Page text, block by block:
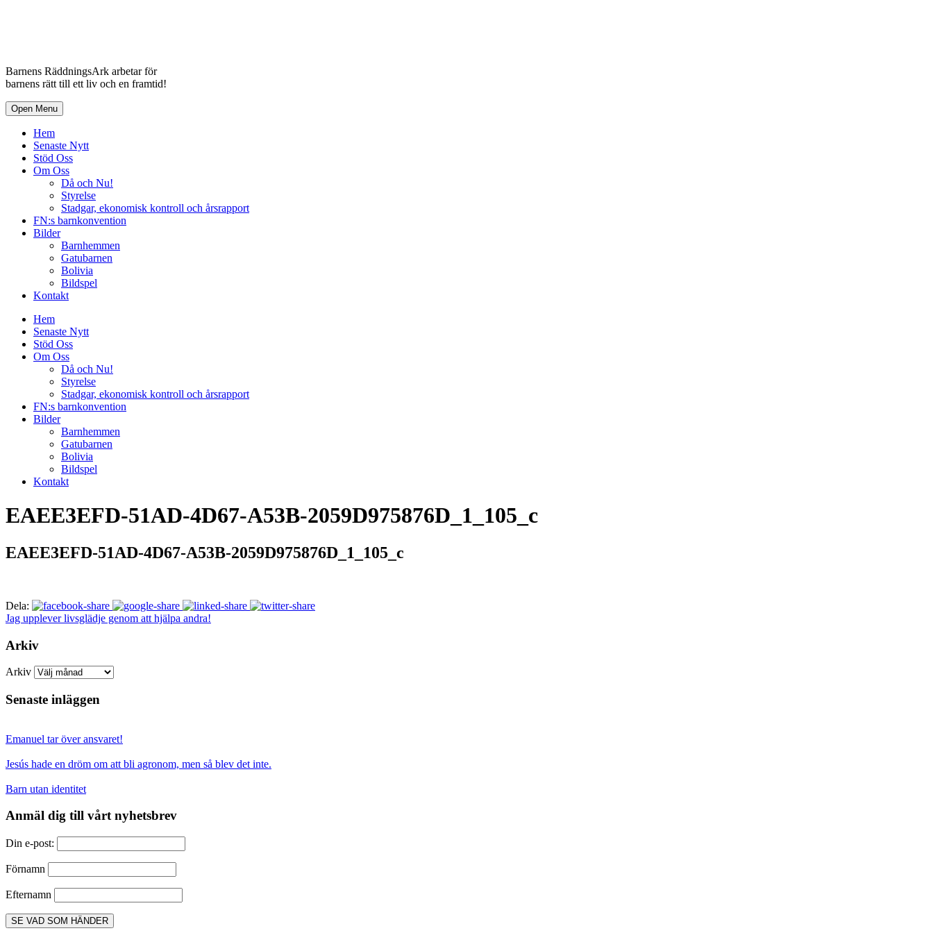
Barnens RäddningsArk arbetar för
barnens rätt till ett liv och en framtid!
Open Menu
Hem
Senaste Nytt
Stöd Oss
Om Oss
Då och Nu!
Styrelse
Stadgar, ekonomisk kontroll och årsrapport
FN:s barnkonvention
Bilder
Barnhemmen
Gatubarnen
Bolivia
Bildspel
Kontakt
Hem
Senaste Nytt
Stöd Oss
Om Oss
Då och Nu!
Styrelse
Stadgar, ekonomisk kontroll och årsrapport
FN:s barnkonvention
Bilder
Barnhemmen
Gatubarnen
Bolivia
Bildspel
Kontakt
EAEE3EFD-51AD-4D67-A53B-2059D975876D_1_105_c
EAEE3EFD-51AD-4D67-A53B-2059D975876D_1_105_c
Dela:
Jag upplever livsglädje genom att hjälpa andra!
Arkiv
Arkiv
Senaste inläggen
Emanuel tar över ansvaret!
Jesús hade en dröm om att bli agronom, men så blev det inte.
Barn utan identitet
Anmäl dig till vårt nyhetsbrev
Din e-post:
Förnamn
Efternamn